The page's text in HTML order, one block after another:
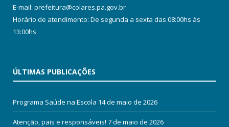
E-mail: prefeitura@colares.pa.gov.br
Horário de atendimento: De segunda a sexta das 08:00hs às
13:00hs
ÚLTIMAS PUBLICAÇÕES
Programa Saúde na Escola 14 de maio de 2026
Atenção, pais e responsáveis! 7 de maio de 2026